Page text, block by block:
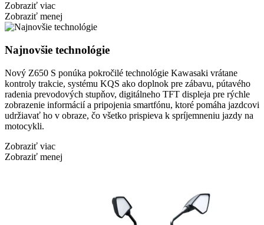
Zobraziť viac
Zobraziť menej
Najnovšie technológie
Nový Z650 S ponúka pokročilé technológie Kawasaki vrátane
kontroly trakcie, systému KQS ako doplnok pre zábavu, pútavého
radenia prevodových stupňov, digitálneho TFT displeja pre rýchle
zobrazenie informácií a pripojenia smartfónu, ktoré pomáha jazdcovi
udržiavať ho v obraze, čo všetko prispieva k spríjemneniu jazdy na
motocykli.
Zobraziť viac
Zobraziť menej